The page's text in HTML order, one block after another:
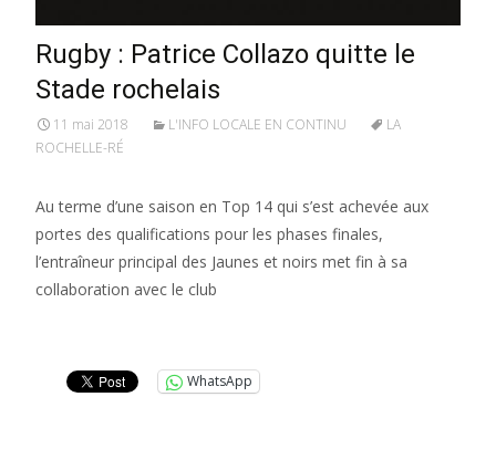
Rugby : Patrice Collazo quitte le
Stade rochelais
11 mai 2018 L'INFO LOCALE EN CONTINU
LA
ROCHELLE-RÉ
Au terme d’une saison en Top 14 qui s’est achevée aux
portes des qualifications pour les phases finales,
l’entraîneur principal des Jaunes et noirs met fin à sa
collaboration avec le club
WhatsApp